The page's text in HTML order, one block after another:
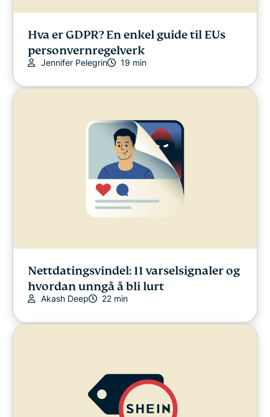
Hva er GDPR? En enkel guide til EUs
personvernregelverk
Jennifer Pelegrin 19 min
Nettdatingsvindel: 11 varselsignaler og
hvordan unngå å bli lurt
Akash Deep 22 min